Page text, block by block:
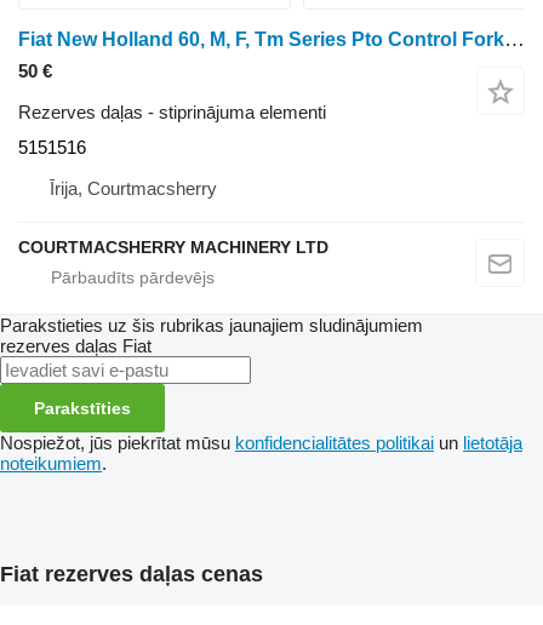
Fiat New Holland 60, M, F, Tm Series Pto Control Fork 5151417; 500009 5151516
50 €
Rezerves daļas - stiprinājuma elementi
5151516
Īrija, Courtmacsherry
COURTMACSHERRY MACHINERY LTD
Parakstieties uz šis rubrikas jaunajiem sludinājumiem
rezerves daļas Fiat
Parakstīties
Nospiežot, jūs piekrītat mūsu konfidencialitātes politikai un lietotāja
noteikumiem.
Fiat rezerves daļas cenas